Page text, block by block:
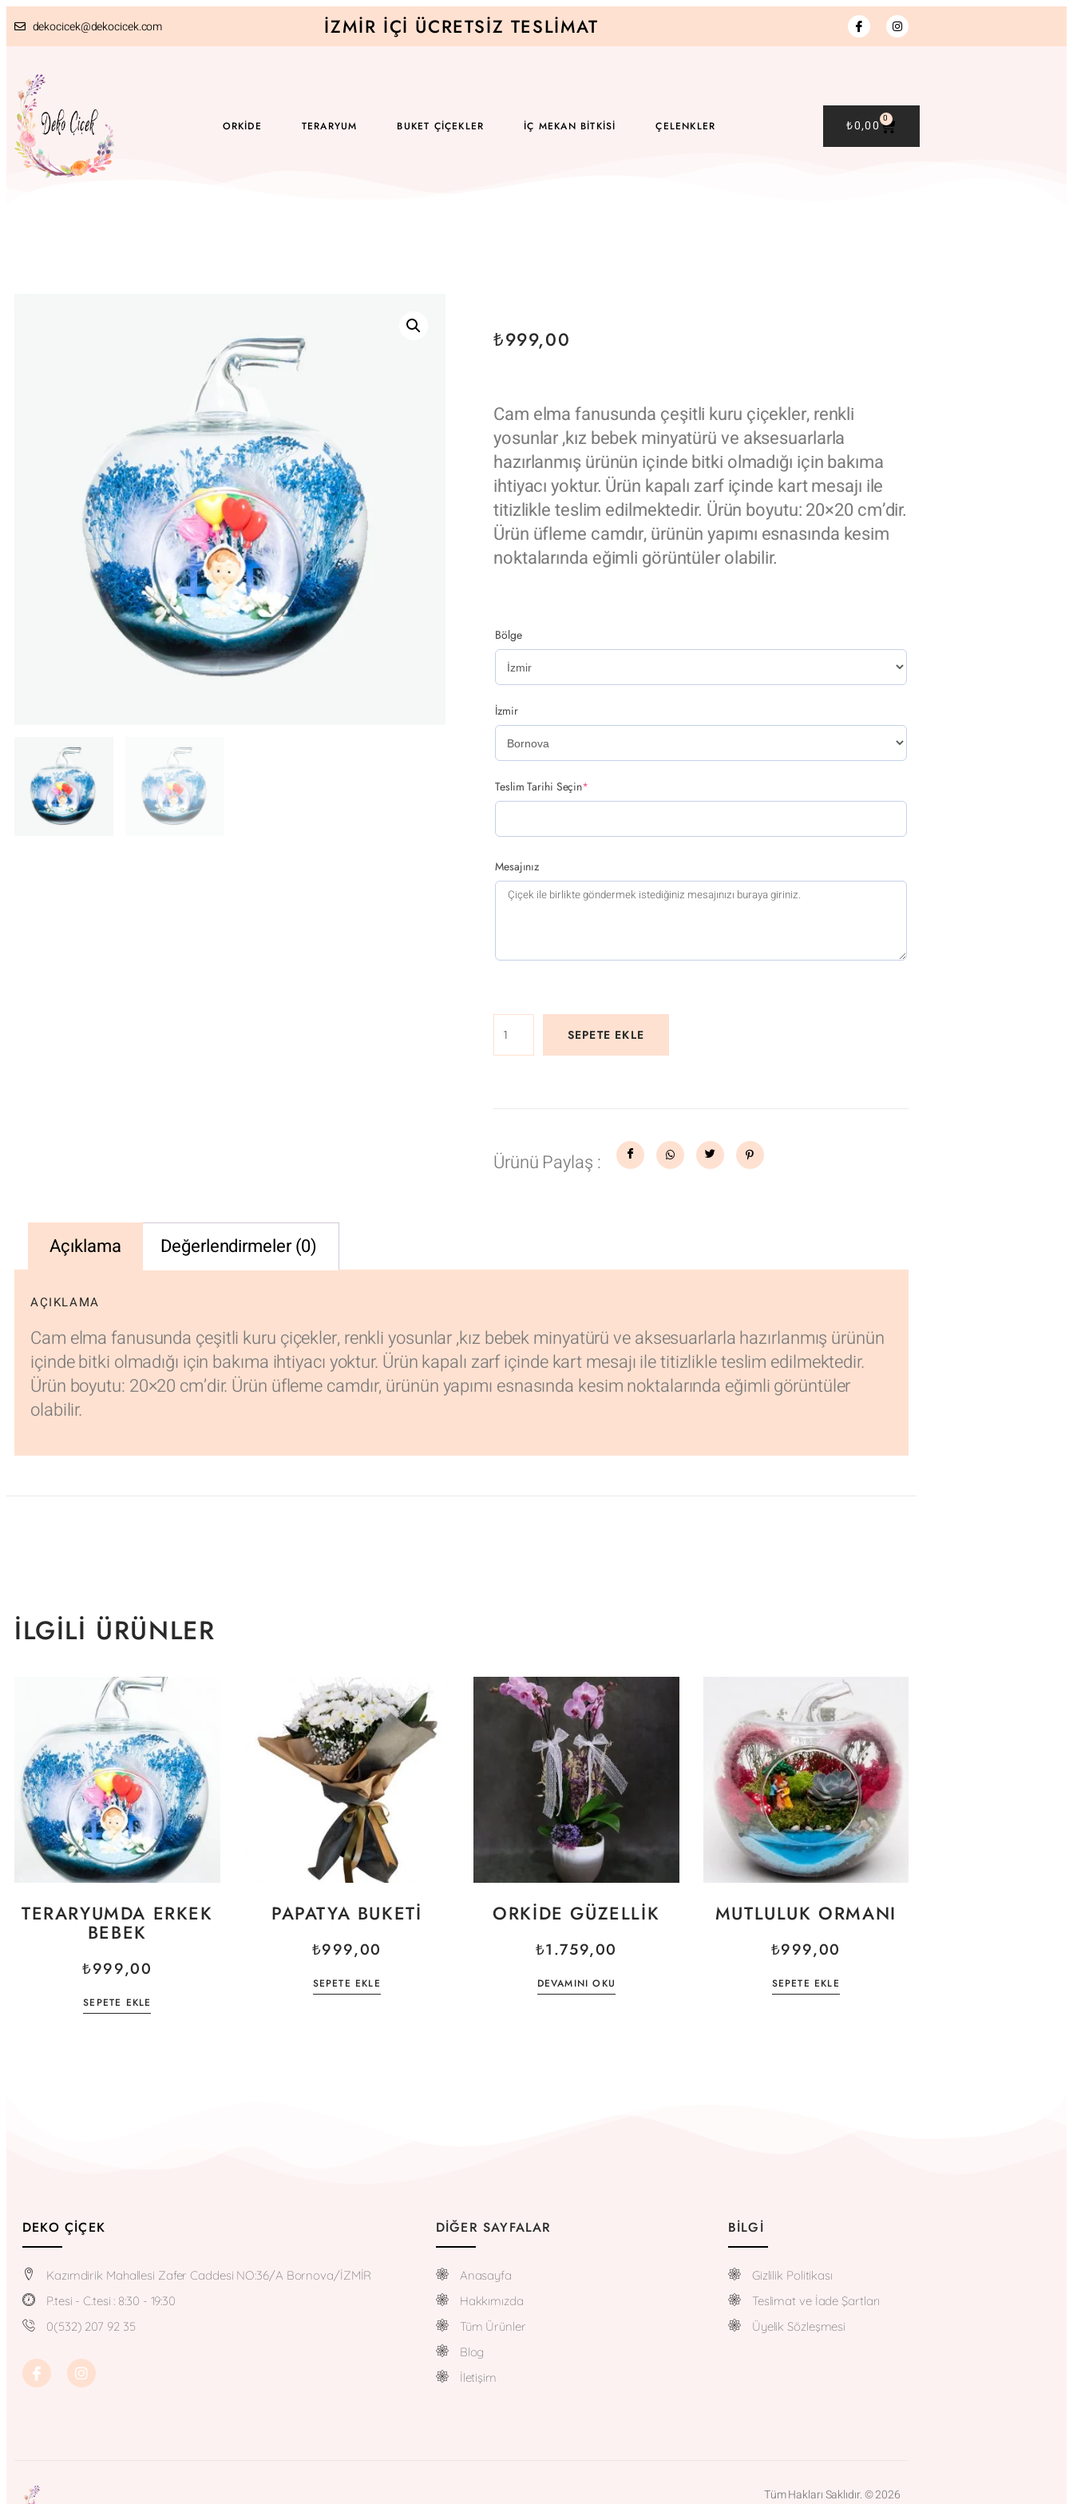
dekocicek@dekocicek.com İZMIR İÇI ÜCRETSIZ TESLIMAT
ORKIDE TERARYUM BUKET ÇIÇEKLER İÇ MEKAN BITKISI ÇELENKLER ₺0,00 0
₺999,00
Cam elma fanusunda çeşitli kuru çiçekler, renkli
yosunlar ,kız bebek minyatürü ve aksesuarlarla
hazırlanmış ürünün içinde bitki olmadığı için bakıma
ihtiyacı yoktur. Ürün kapalı zarf içinde kart mesajı ile
titizlikle teslim edilmektedir. Ürün boyutu: 20×20 cm’dir.
Ürün üfleme camdır, ürünün yapımı esnasında kesim
noktalarında eğimli görüntüler olabilir.
Bölge
İzmir
Teslim Tarihi Seçin*
Mesajınız
SEPETE EKLE
Ürünü Paylaş :
Açıklama Değerlendirmeler (0)
AÇIKLAMA
Cam elma fanusunda çeşitli kuru çiçekler, renkli yosunlar ,kız bebek minyatürü ve aksesuarlarla hazırlanmış ürünün
içinde bitki olmadığı için bakıma ihtiyacı yoktur. Ürün kapalı zarf içinde kart mesajı ile titizlikle teslim edilmektedir.
Ürün boyutu: 20×20 cm’dir. Ürün üfleme camdır, ürünün yapımı esnasında kesim noktalarında eğimli görüntüler
olabilir.
İLGILI ÜRÜNLER
TERARYUMDA ERKEK
BEBEK
₺999,00
SEPETE EKLE
PAPATYA BUKETI
₺999,00
SEPETE EKLE
ORKIDE GÜZELLIK
₺1.759,00
DEVAMINI OKU
MUTLULUK ORMANI
₺999,00
SEPETE EKLE
DEKO ÇIÇEK
Kazımdirik Mahallesi Zafer Caddesi NO:36/A Bornova/İZMİR
P.tesi - C.tesi : 8:30 - 19:30
0(532) 207 92 35
DIĞER SAYFALAR
Anasayfa
Hakkımızda
Tüm Ürünler
Blog
İletişim
BILGI
Gizlilik Politikası
Teslimat ve İade Şartları
Üyelik Sözleşmesi
Tüm Hakları Saklıdır. © 2026